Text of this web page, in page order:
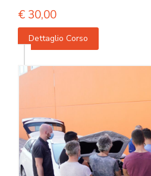
€ 30,00
Dettaglio Corso